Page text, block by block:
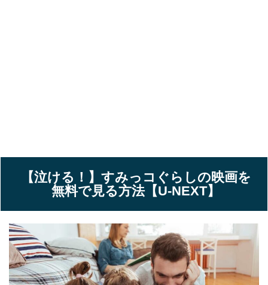
【泣ける！】すみっコぐらしの映画を
無料で見る方法【U-NEXT】